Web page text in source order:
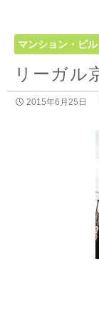
マンション・ビ
リーガル
2015年6月25日